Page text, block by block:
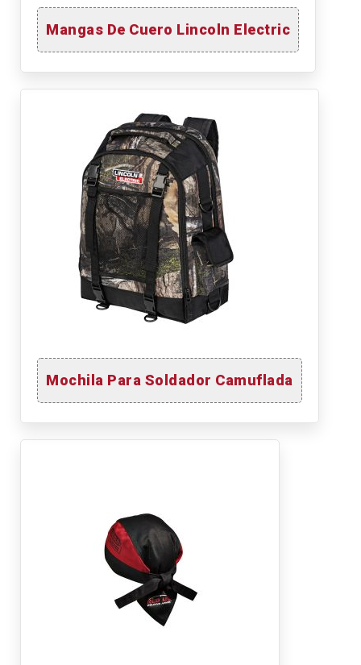
Mangas De Cuero Lincoln Electric
Mochila Para Soldador Camuflada